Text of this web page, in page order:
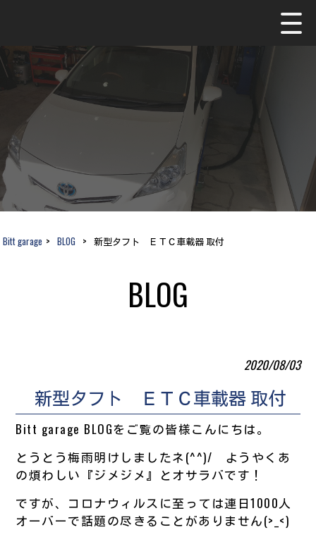
Bitt garage > BLOG > 新型タフト ＥＴＣ車載器 取付
BLOG
2020/08/03
新型タフト ＥＴＣ車載器 取付
Bitt garage BLOGをご覧の皆様こんにちは。
とうとう梅雨明けしましたネ(^^)/ ようやくあ
の煩わしい『ジメジメ』とオサラバです！
ですが、コロナウィルスに至っては連日1000人
オーバーで話題の尽きることがありません(>_<)